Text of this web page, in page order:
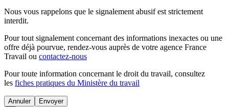
Nous vous rappelons que le signalement abusif est strictement
interdit.
Pour tout signalement concernant des informations inexactes ou une
offre déjà pourvue, rendez-vous auprès de votre agence France
Travail ou contactez-nous
Pour toute information concernant le droit du travail, consultez
les fiches pratiques du Ministère du travail
Annuler